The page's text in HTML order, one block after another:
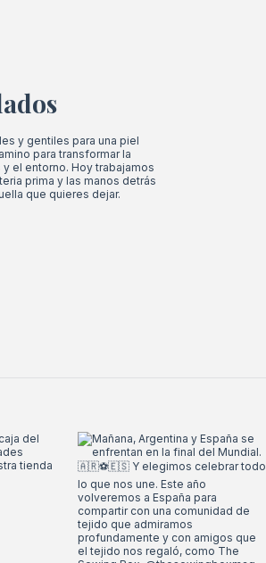
y gentiles para una piel
para transformar la
el entorno. Hoy trabajamos
prima y las manos detrás
que quieres dejar.